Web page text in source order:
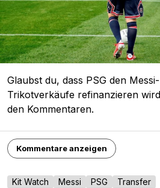
Glaubst du, dass PSG den
Trikotverkäufe refinanzieren
den Kommentaren.
Kommentare anzeigen
Kit Watch Messi PSG
Transfer